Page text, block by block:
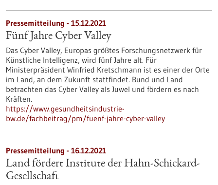
Pressemitteilung - 15.12.2021
Fünf Jahre Cyber Valley
Das Cyber Valley, Europas größtes Forschungsnetzwerk für
Künstliche Intelligenz, wird fünf Jahre alt. Für
Ministerpräsident Winfried Kretschmann ist es einer der Orte
im Land, an dem Zukunft stattfindet. Bund und Land
betrachten das Cyber Valley als Juwel und fördern es nach
Kräften.
https://www.gesundheitsindustrie-
bw.de/fachbeitrag/pm/fuenf-jahre-cyber-valley
Pressemitteilung - 16.12.2021
Land fördert Institute der Hahn-Schickard-
Gesellschaft